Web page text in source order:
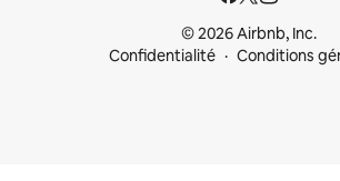
© 2026 Airbnb, Inc.
Confidentialité
Conditions